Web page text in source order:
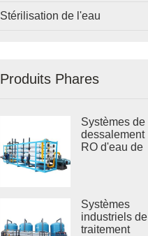
Stérilisation de l'eau
Produits Phares
Systèmes de
dessalement
RO d'eau de
Systèmes
industriels de
traitement